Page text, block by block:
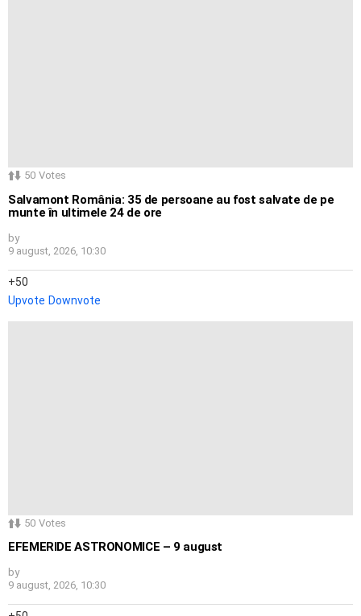
50 Votes
Salvamont România: 35 de persoane au fost salvate de pe
munte în ultimele 24 de ore
by
9 august, 2026, 10:30
50
Upvote Downvote
50 Votes
EFEMERIDE ASTRONOMICE – 9 august
by
9 august, 2026, 10:30